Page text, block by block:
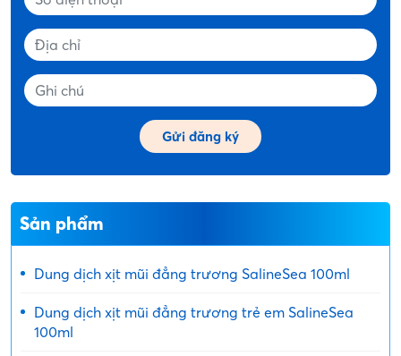
Sản phẩm
Dung dịch xịt mũi đẳng trương SalineSea 100ml
Dung dịch xịt mũi đẳng trương trẻ em SalineSea
100ml